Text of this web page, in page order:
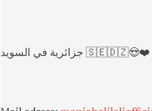
جزائرية في السويد 🇸🇪🇩🇿😍❤️